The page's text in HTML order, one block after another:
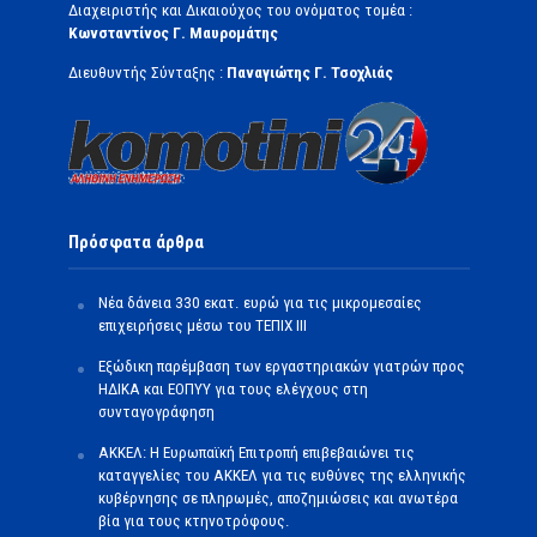
Διαχειριστής και Δικαιούχος του ονόματος τομέα :
Κωνσταντίνος Γ. Μαυρομάτης
Διευθυντής Σύνταξης : Παναγιώτης Γ. Τσοχλιάς
Πρόσφατα άρθρα
Νέα δάνεια 330 εκατ. ευρώ για τις μικρομεσαίες
επιχειρήσεις μέσω του ΤΕΠΙΧ ΙΙΙ
Εξώδικη παρέμβαση των εργαστηριακών γιατρών προς
ΗΔΙΚΑ και ΕΟΠΥΥ για τους ελέγχους στη
συνταγογράφηση
ΑΚΚΕΛ: Η Ευρωπαϊκή Επιτροπή επιβεβαιώνει τις
καταγγελίες του ΑΚΚΕΛ για τις ευθύνες της ελληνικής
κυβέρνησης σε πληρωμές, αποζημιώσεις και ανωτέρα
βία για τους κτηνοτρόφους.